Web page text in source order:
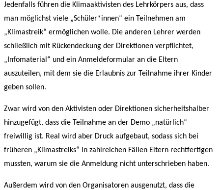
Jedenfalls führen die Klimaaktivisten des Lehrkörpers aus, dass
man möglichst viele „Schüler*innen“ ein Teilnehmen am
„Klimastreik“ ermöglichen wolle. Die anderen Lehrer werden
schließlich mit Rückendeckung der Direktionen verpflichtet,
„Infomaterial“ und ein Anmeldeformular an die Eltern
auszuteilen, mit dem sie die Erlaubnis zur Teilnahme ihrer Kinder
geben sollen.
Zwar wird von den Aktivisten oder Direktionen sicherheitshalber
hinzugefügt, dass die Teilnahme an der Demo „natürlich“
freiwillig ist. Real wird aber Druck aufgebaut, sodass sich bei
früheren „Klimastreiks“ in zahlreichen Fällen Eltern rechtfertigen
mussten, warum sie die Anmeldung nicht unterschrieben haben.
Außerdem wird von den Organisatoren ausgenutzt, dass die